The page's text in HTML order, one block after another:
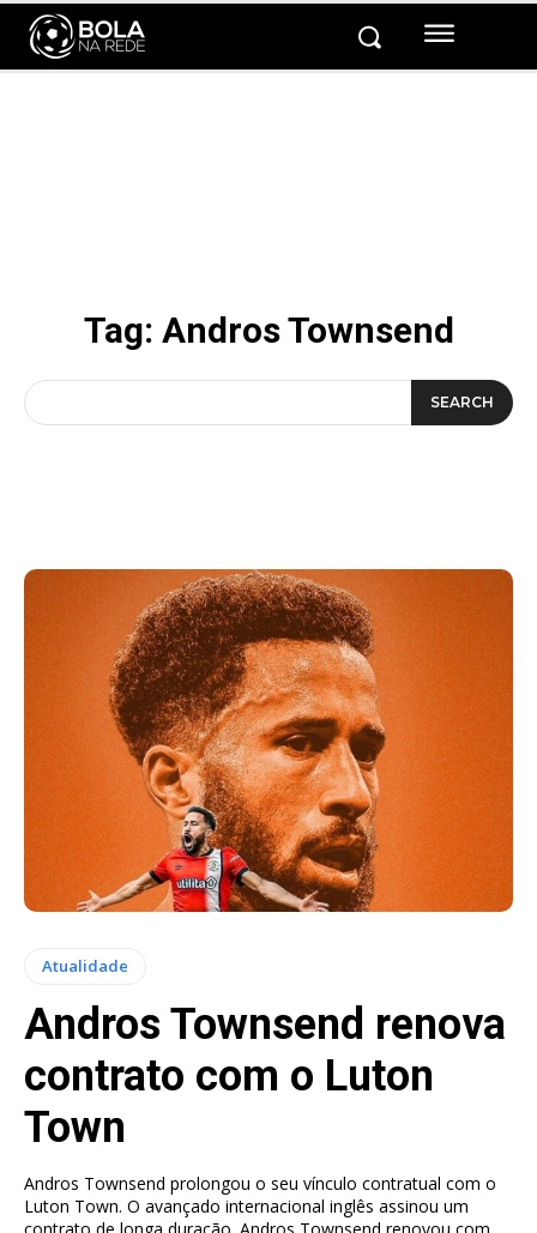
Tag: Andros Townsend
SEARCH
Atualidade
Andros Townsend renova
contrato com o Luton
Town
Andros Townsend prolongou o seu vínculo contratual com o
Luton Town. O avançado internacional inglês assinou um
contrato de longa duração. Andros Townsend renovou com...